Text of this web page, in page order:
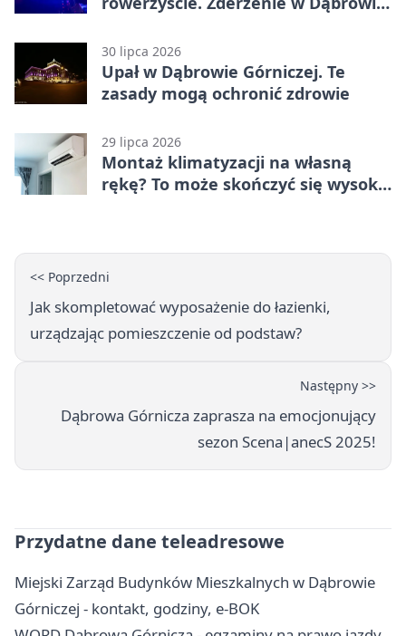
30 lipca 2026
Upał w Dąbrowie Górniczej. Te
zasady mogą ochronić zdrowie
29 lipca 2026
Montaż klimatyzacji na własną
rękę? To może skończyć się wysoką
<< Poprzedni
Jak skompletować wyposażenie do łazienki,
urządzając pomieszczenie od podstaw?
Następny >>
Dąbrowa Górnicza zaprasza na emocjonujący
sezon Scena|anecS 2025!
Przydatne dane teleadresowe
Miejski Zarząd Budynków Mieszkalnych w Dąbrowie
Górniczej - kontakt, godziny, e-BOK